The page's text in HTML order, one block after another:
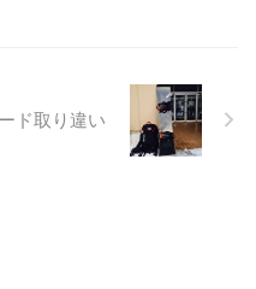
ド取り違い